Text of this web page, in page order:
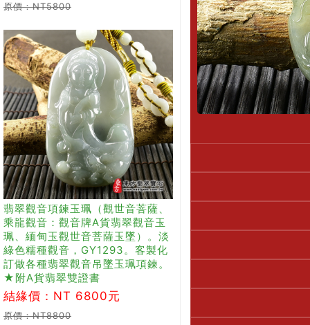
原價：NT5800
翡翠觀音項鍊玉珮（觀世音菩薩、
乘龍觀音：觀音牌A貨翡翠觀音玉
珮、緬甸玉觀世音菩薩玉墜）。淡
綠色糯種觀音，GY1293。客製化
訂做各種翡翠觀音吊墜玉珮項鍊。
★附A貨翡翠雙證書
結緣價：NT 6800元
原價：NT8800